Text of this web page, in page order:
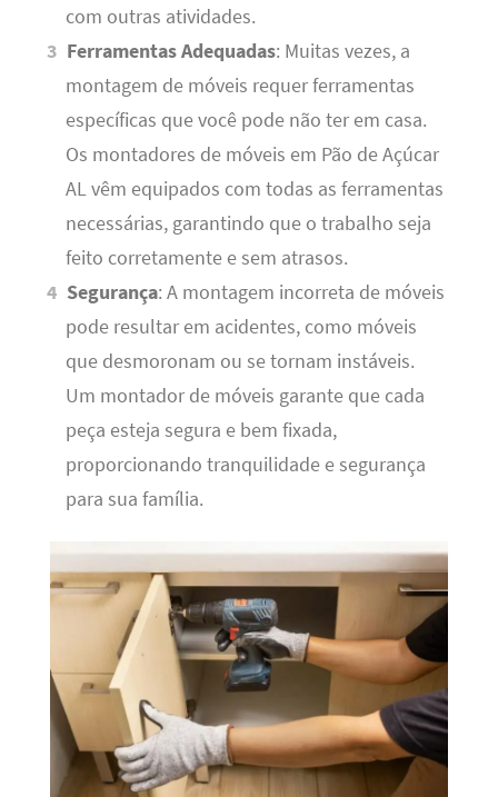
com outras atividades.
Ferramentas Adequadas: Muitas vezes, a
montagem de móveis requer ferramentas
específicas que você pode não ter em casa.
Os montadores de móveis em Pão de Açúcar
AL vêm equipados com todas as ferramentas
necessárias, garantindo que o trabalho seja
feito corretamente e sem atrasos.
Segurança: A montagem incorreta de móveis
pode resultar em acidentes, como móveis
que desmoronam ou se tornam instáveis.
Um montador de móveis garante que cada
peça esteja segura e bem fixada,
proporcionando tranquilidade e segurança
para sua família.